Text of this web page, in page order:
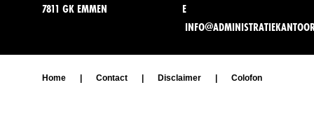
7811 GK EMMEN
E
Home Contact Disclaimer Colofon